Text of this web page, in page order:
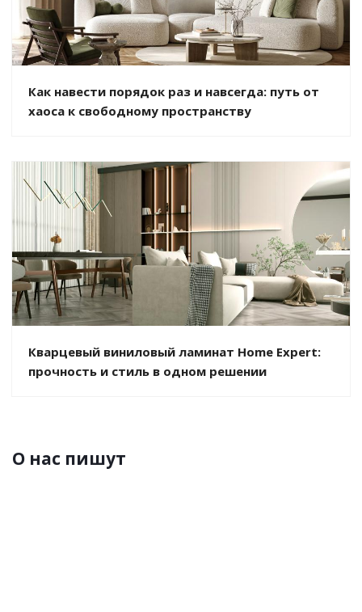
Как навести порядок раз и навсегда: путь от
хаоса к свободному пространству
Кварцевый виниловый ламинат Home Expert:
прочность и стиль в одном решении
О нас пишут